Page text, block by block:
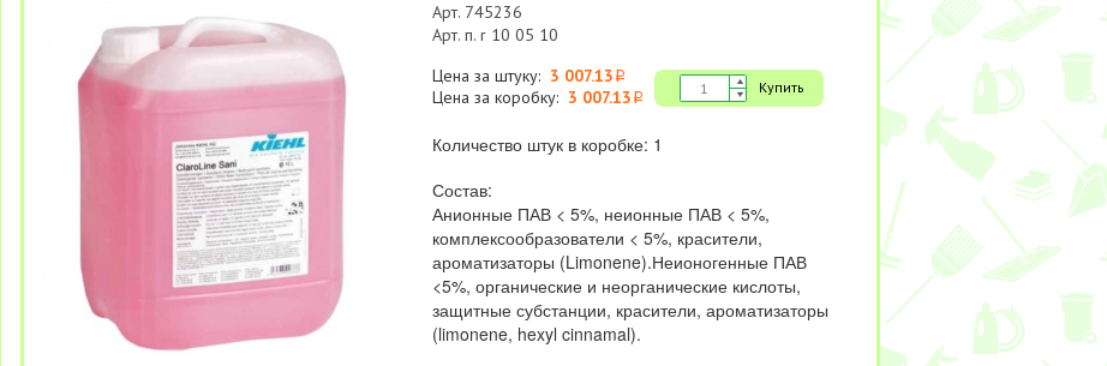
Арт. 745236
Арт. п. r 10 05 10
Цена за штуку: 3 007.13 i
Цена за коробку: 3 007.13 i
Купить
Количество штук в коробке: 1
Состав:
Анионные ПАВ < 5%, неионные ПАВ < 5%,
комплексообразователи < 5%, красители,
ароматизаторы (Limonene).Неионогенные ПАВ
<5%, органические и неорганические кислоты,
защитные субстанции, красители, ароматизаторы
(limonene, hexyl cinnamal).